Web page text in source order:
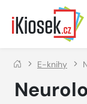
Přejít na hlavní obsah
E-knihy